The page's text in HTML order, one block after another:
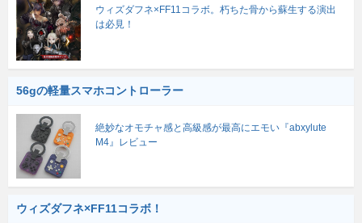
ウィズダフネ×FF11コラボ。朽ちた骨から蘇生する演出
は必見！
56gの軽量スマホコントローラー
絶妙なオモチャ感と高級感が最高にエモい『abxylute
M4』レビュー
ウィズダフネ×FF11コラボ！